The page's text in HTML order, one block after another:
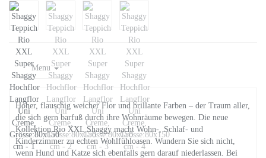
Menu
Hoher, flauschig weicher Flor und brillante Farben – der Traum aller,
die sich gern barfuß durch ihre Wohnräume bewegen. Die neue
Kollektion Rio XXL Shaggy macht Wohn-, Schlaf- und
Kinderzimmer zu echten Wohlfühloasen. Wundern Sie sich nicht,
wenn Hund und Katze sich ebenfalls gern darauf niederlassen. Bei